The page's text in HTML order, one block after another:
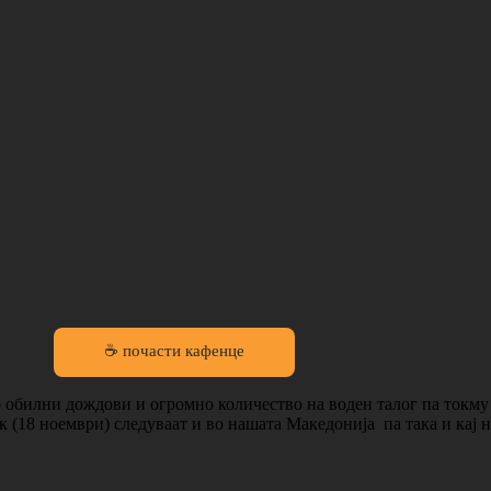
☕ почасти кафенце
дождови и огромно количество на воден талог па
ноември) следуваат и во нашата Македонија па така и кај